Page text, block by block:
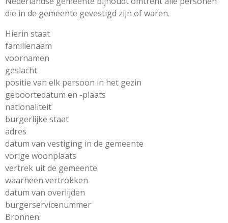
die in de gemeente gevestigd zijn of waren.
Hierin staat
familienaam
voornamen
geslacht
positie van elk persoon in het gezin
geboortedatum en -plaats
nationaliteit
burgerlijke staat
adres
datum van vestiging in de gemeente
vorige woonplaats
vertrek uit de gemeente
waarheen vertrokken
datum van overlijden
burgerservicenummer
Bronnen: